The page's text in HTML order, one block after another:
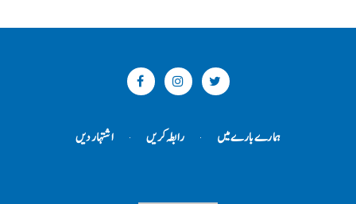
ہمارے بارے میں رابطہ کریں اشتہار دیں